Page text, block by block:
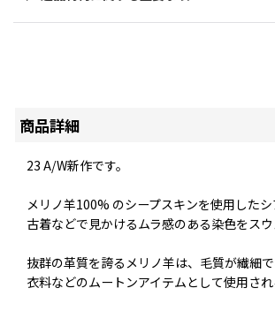
商品詳細
23 A/W新作です。
メリノ羊100% のシープスキンを使用したシ
古着などで見かけるムラ感のある染色をス
抜群の革質を誇るメリノ羊は、毛質が繊細
衣料などのムートンアイテムとして使用さ